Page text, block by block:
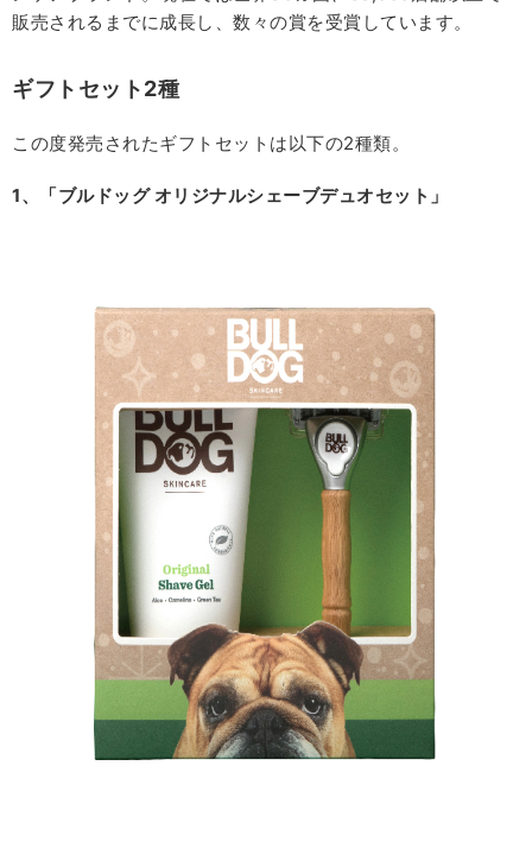
販売されるまでに成長し、数々の賞を受賞しています。
ギフトセット2種
この度発売されたギフトセットは以下の2種類。
1、「ブルドッグオリジナルシェーブデュオセット」